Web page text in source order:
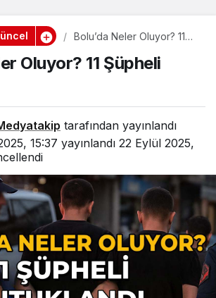
Bolu’da Neler Oluyor? 11
Oluyor? 11 Şüpheli
tarafından yayınlandı
15:37 yayınlandı 22 Eylül 2025,